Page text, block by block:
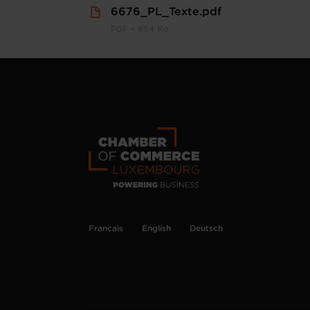
6676_PL_Texte.pdf
Français English Deutsch